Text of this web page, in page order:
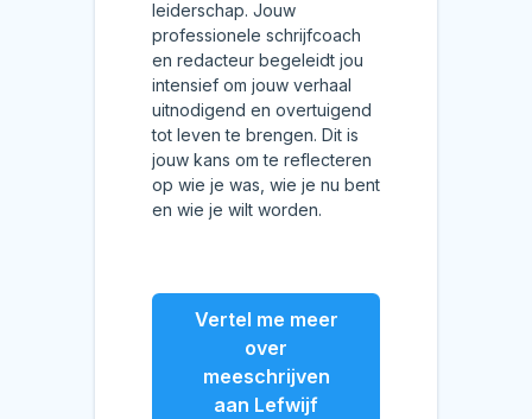
leiderschap. Jouw
professionele schrijfcoach
en redacteur begeleidt jou
intensief om jouw verhaal
uitnodigend en overtuigend
tot leven te brengen. Dit is
jouw kans om te reflecteren
op wie je was, wie je nu bent
en wie je wilt worden.
Vertel me meer
over
meeschrijven
aan Lefwijf